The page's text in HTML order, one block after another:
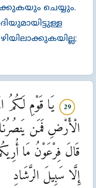
ചെയ്യും.
29
يَا قَوْمِ لَكُمُ
الْأَرْضِ فَمَن
قَالَ فِرْعَوْنُ مَا
إِلَّا سَبِيلَ الرَّشَادِ